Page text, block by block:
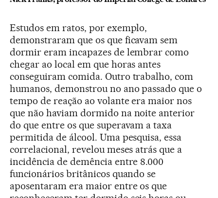
Estudos em ratos, por exemplo,
demonstraram que os que ficavam sem
dormir eram incapazes de lembrar como
chegar ao local em que horas antes
conseguiram comida. Outro trabalho, com
humanos, demonstrou no ano passado que o
tempo de reação ao volante era maior nos
que não haviam dormido na noite anterior
do que entre os que superavam a taxa
permitida de álcool. Uma pesquisa, essa
correlacional, revelou meses atrás que a
incidência de demência entre 8.000
funcionários britânicos quando se
aposentaram era maior entre os que